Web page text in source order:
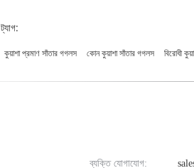
ট্যাগ:
কুয়াশা প্রমাণ সাঁতার গগলস কোন কুয়াশা সাঁতার গগলস বিরোধী
ব্যক্তি যোগাযোগ: